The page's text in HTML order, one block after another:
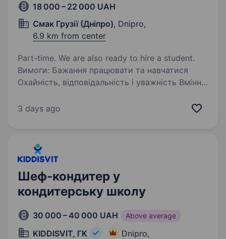
18 000 – 22 000 UAH
Смак Грузії (Дніпро), Dnipro,
6.9 km from center
Part-time. We are also ready to hire a student.
Вимоги: Бажання працювати та навчатися
Охайність, відповідальність і уважність Вміння
не обов’язковий — всьому навчимо з нуля
3 days ago
Шеф-кондитер у
кондитерську школу
30 000 – 40 000 UAH Above average
KIDDISVIT, ГК
Dnipro,